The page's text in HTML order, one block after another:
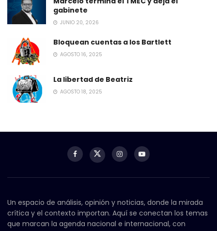
gabinete
JUNIO 20, 2026
Bloquean cuentas a los Bartlett
AGOSTO 16, 2025
La libertad de Beatriz
AGOSTO 18, 2025
Un espacio de análisis, opinión y noticias, donde la mirada
crítica y el contexto importan. Aquí se conectan los temas
que marcan la agenda nacional e internacional, con